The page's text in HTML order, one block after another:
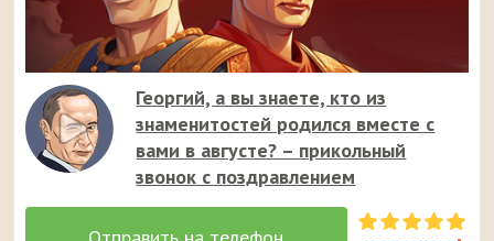
Георгий, а вы знаете, кто из
знаменитостей родился вместе с
вами в августе? – прикольный
звонок с поздравлением